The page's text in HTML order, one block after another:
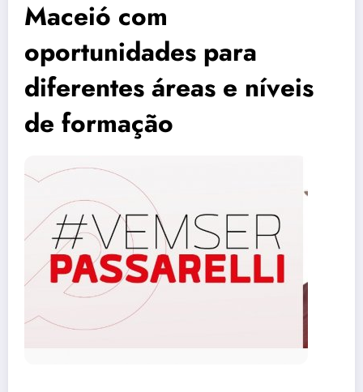
Maceió com
oportunidades para
diferentes áreas e níveis
de formação